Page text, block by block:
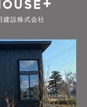
建設株式会社